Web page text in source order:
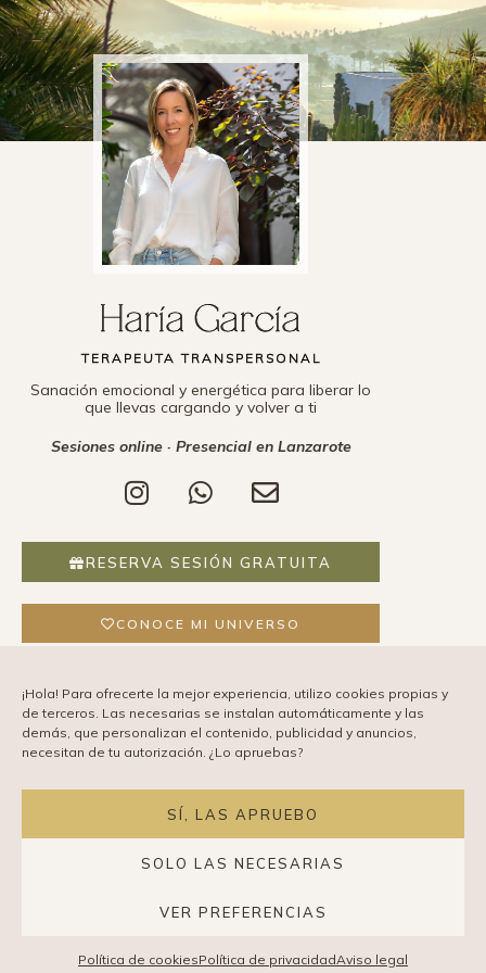
¡Hola! Para ofrecerte la mejor experiencia, utilizo cookies propias y
de terceros. Las necesarias se instalan automáticamente y las
demás, que personalizan el contenido, publicidad y anuncios,
necesitan de tu autorización. ¿Lo apruebas?
SÍ, LAS APRUEBO
SOLO LAS NECESARIAS
VER PREFERENCIAS
Política de cookiesPolítica de privacidadAviso legal
Haría García
TERAPEUTA TRANSPERSONAL
Sanación emocional y energética para liberar lo
que llevas cargando y volver a ti
Sesiones online · Presencial en Lanzarote
RESERVA SESIÓN GRATUITA
CONOCE MI UNIVERSO
BLOG | EL UMBRAL
NEWSLETTER | ABRAZOS CON